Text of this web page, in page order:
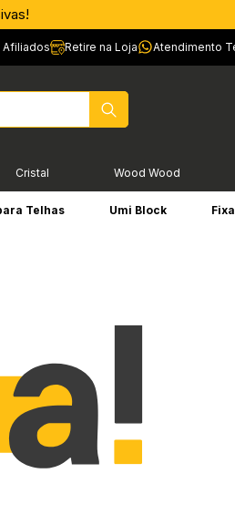
Afiliados Retire na Loja Atendimento
Cristal Wood Wood
Telhas Umi Block